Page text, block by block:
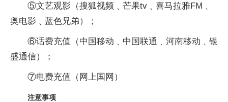
⑤文艺观影（搜狐视频﹑芒果tv﹑喜马拉雅FM﹑
奥电影﹑蓝色兄弟）；
⑥话费充值（中国移动﹑中国联通﹑河南移动﹑银
盛通信）；
⑦电费充值（网上国网）
注意事项